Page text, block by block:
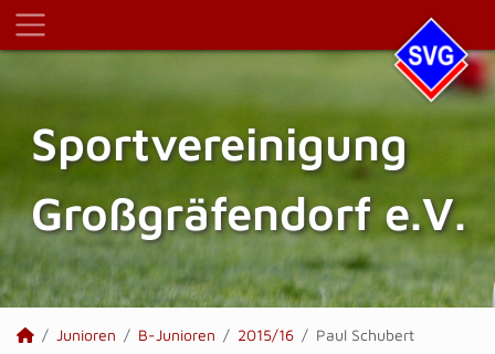
Sportvereinigung
Großgräfendorf e.V.
Junioren B-Junioren 2015/16 Paul Schubert